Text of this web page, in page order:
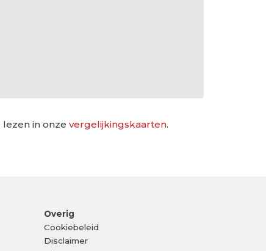
in onze vergelijkingskaarten.
Overig
Cookiebeleid
Disclaimer